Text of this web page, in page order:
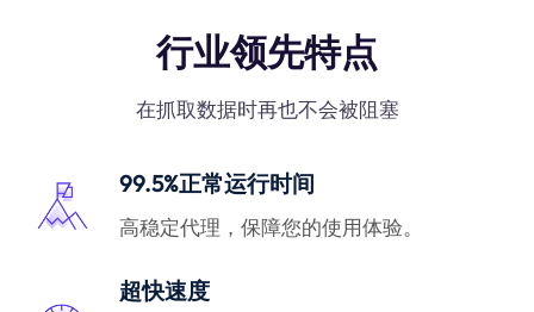
行业领先特点
在抓取数据时再也不会被阻塞
99.5%正常运行时间
高稳定代理，保障您的使用体验。
超快速度